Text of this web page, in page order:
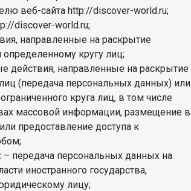
веб-сайта http://discover-world.ru;
discover-world.ru;
направленные на раскрытие
кругу лиц;
действия, направленные на раскрытие
(передача персональных данных) или
круга лиц, в том числе
массовой информации, размещение в
предоставление доступа к
– передача персональных данных на
иностранного государства,
лицу;